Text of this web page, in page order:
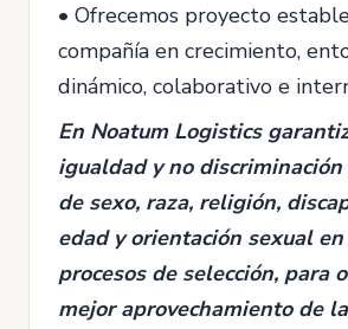
• Ofrecemos proyecto
compañía en crecimiento,
dinámico, colaborativo e
En Noatum Logistics
igualdad y no
de sexo, raza, religión,
edad y orientación sexual
procesos de selección, para
mejor aprovechamiento de